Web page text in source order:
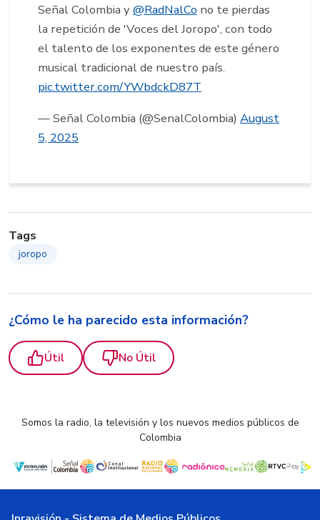
Señal Colombia y@RadNalCo no te pierdas
la repetición de 'Voces del Joropo', con todo
el talento de los exponentes de este género
musical tradicional de nuestro país.
pic.twitter.com/YWbdckD87T
— Señal Colombia (@SenalColombia) August
5, 2025
Tags
joropo
¿Cómo le ha parecido esta información?
Útil No Útil
Somos la radio, la televisión y los nuevos medios públicos de
Colombia